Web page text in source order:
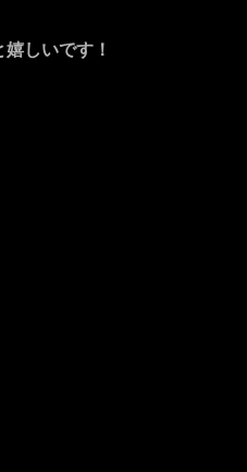
しいです！